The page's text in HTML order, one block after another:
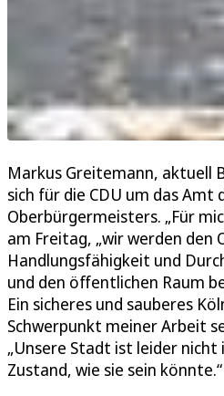
Markus Greitemann, aktuell
sich für die CDU um das Amt
Oberbürgermeisters. „Für
am Freitag, „wir werden den
Handlungsfähigkeit und
und den öffentlichen Raum
Ein sicheres und sauberes
Schwerpunkt meiner Arbeit
„Unsere Stadt ist leider
Zustand, wie sie sein könnte.“